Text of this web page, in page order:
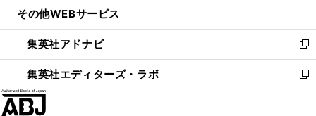
開
く
ウ
で
開
く
ン
ド
ウ
で
ウ
ィ
ン
ド
その他WEBサービス
集英社アドナビ
新
し
い
集英社エディターズ・ラボ
新